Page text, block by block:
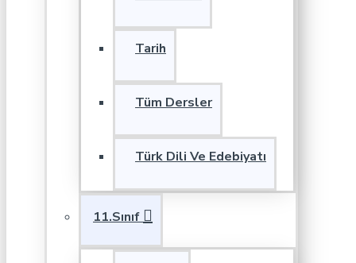
Tarih
Tüm Dersler
Türk Dili Ve Edebiyatı
11.Sınıf